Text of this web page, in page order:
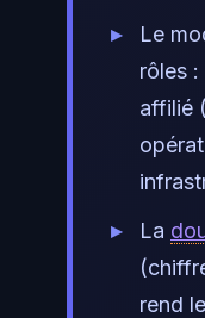
Le
rôles
affilié
La
rend